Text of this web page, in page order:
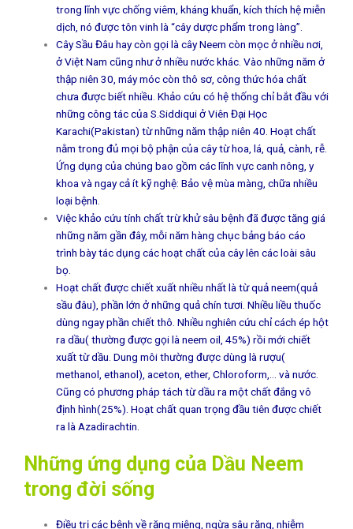
trong lĩnh vực chống viêm, kháng khuẩn, kích thích hệ miễn
dịch, nó được tôn vinh là “cây dược phẩm trong làng”.
Cây Sầu Đâu hay còn gọi là cây Neem còn mọc ở nhiều nơi,
ở Việt Nam cũng như ở nhiều nước khác. Vào những năm ở
thập niên 30, máy móc còn thô sơ, công thức hóa chất
chưa được biết nhiều. Khảo cứu có hệ thống chỉ bắt đầu với
những công tác của S.Siddiqui ở Viên Đại Học
Karachi(Pakistan) từ những năm thập niên 40. Hoạt chất
nằm trong đủ mọi bộ phận của cây từ hoa, lá, quả, cành, rễ.
Ứng dụng của chúng bao gồm các lĩnh vực canh nông, y
khoa và ngay cả ít kỹ nghệ: Bảo vệ mùa màng, chữa nhiều
loại bệnh.
Việc khảo cứu tính chất trừ khử sâu bệnh đã được tăng giá
những năm gần đây, mỗi năm hàng chục bảng báo cáo
trình bày tác dụng các hoạt chất của cây lên các loài sâu
bọ.
Hoạt chất được chiết xuất nhiều nhất là từ quả neem(quả
sầu đâu), phần lớn ở những quả chín tươi. Nhiều liều thuốc
dùng ngay phần chiết thô. Nhiều nghiên cứu chỉ cách ép hột
ra dầu( thường được gọi là neem oil, 45%) rồi mới chiết
xuất từ dầu. Dung môi thường được dùng là rượu(
methanol, ethanol), aceton, ether, Chloroform,… và nước.
Cũng có phương pháp tách từ dầu ra một chất đắng vô
định hình(25%). Hoạt chất quan trọng đầu tiên được chiết
ra là Azadirachtin.
Những ứng dụng của Dầu Neem
trong đời sống
Điều trị các bệnh về răng miệng, ngừa sâu răng, nhiễm